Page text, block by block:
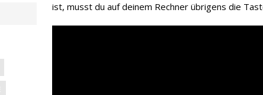
ist, musst du auf deinem Rechner übrigens die